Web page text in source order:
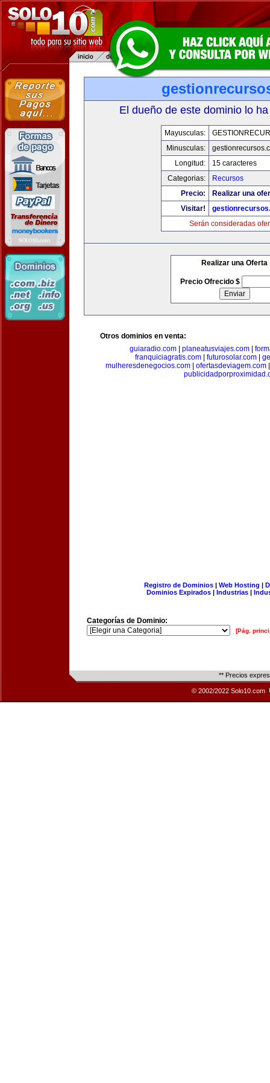
El dueño de este dominio lo
Mayusculas:
Minusculas:
Longitud:
15 caracteres
Categorias:
Recursos
Precio:
Realizar una
Visitar!
Serán consideradas
Realizar una Oferta
Precio Ofrecido $
Otros dominios en venta:
guiaradio.com
planeatusviajes.com
franquiciagratis.com
futurosolar.com
mulheresdenegocios.com
ofertasdeviagem.com
Registro de Dominios| Web Hosting |
Dominios Expirados | Industrias |
Categorías de Dominio:
[Pág.
** Precios
© 2002/2022 Solo10.com